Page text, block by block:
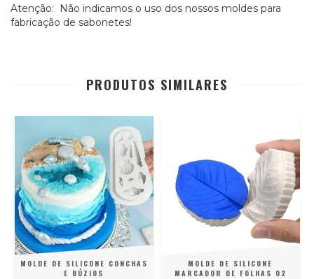
Atenção: Não indicamos o uso dos nossos moldes para
fabricação de sabonetes!
PRODUTOS SIMILARES
MOLDE DE SILICONE CONCHAS
E BÚZIOS
MOLDE DE SILICONE
MARCADOR DE FOLHAS 02